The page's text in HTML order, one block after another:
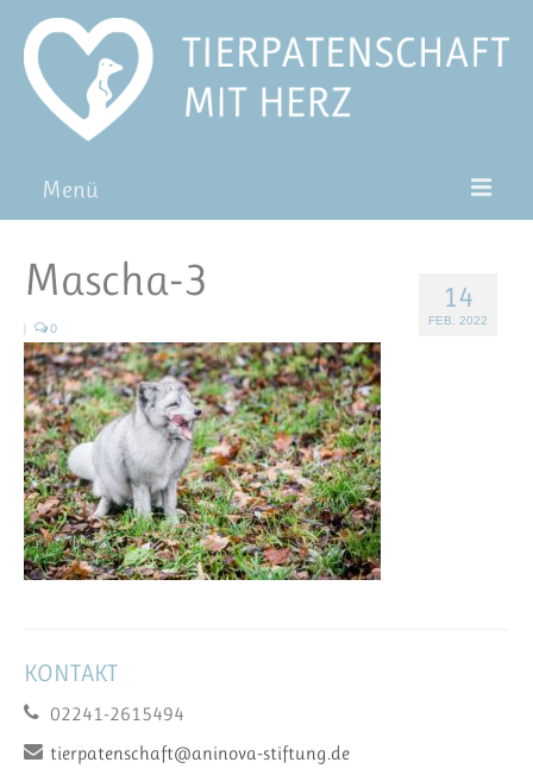
Menü
Pat*in werden
Patenschaft verschenken
Blog
FAQ
14
FEB. 2022
Mascha-3
| 0
KONTAKT
02241-2615494
tierpatenschaft@aninova-stiftung.de